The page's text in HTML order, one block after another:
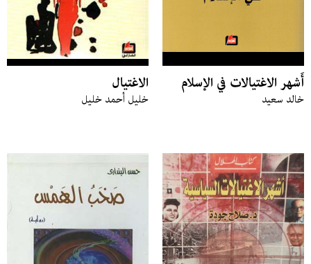
أَشهر الاغتيالات في الإسلام
خالد سعيد
الاغتيال
خليل أحمد خليل